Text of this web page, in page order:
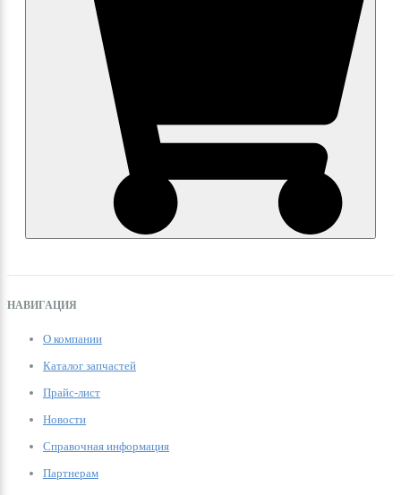
НАВИГАЦИЯ
О компании
Каталог запчастей
Прайс-лист
Новости
Справочная информация
Партнерам